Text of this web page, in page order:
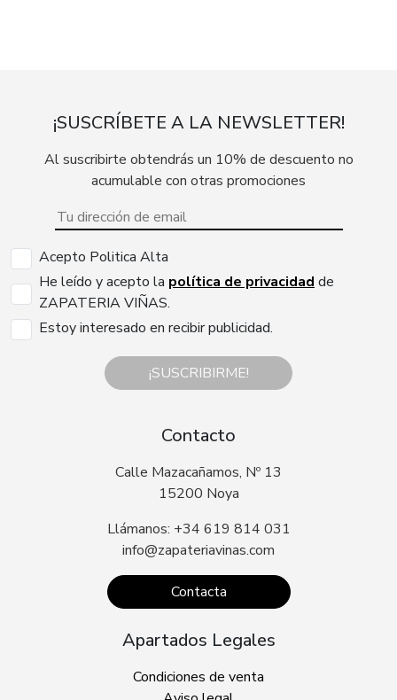
¡SUSCRÍBETE A LA NEWSLETTER!
Al suscribirte obtendrás un 10% de descuento no
acumulable con otras promociones
Acepto Politica Alta
He leído y acepto la política de privacidad de
ZAPATERIA VIÑAS.
Estoy interesado en recibir publicidad.
¡SUSCRIBIRME!
Contacto
Calle Mazacañamos, Nº 13
15200 Noya
Llámanos: +34 619 814 031
info@zapateriavinas.com
Contacta
Apartados Legales
Condiciones de venta